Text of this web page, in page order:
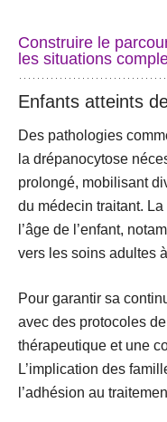
Construire le
les situations
Enfants atteints
Des pathologies
la drépanocytose
prolongé, mobilisant
du médecin traitant.
l’âge de l’enfant,
vers les soins adultes
Pour garantir sa
avec des protocoles
thérapeutique et une
L’implication des
l’adhésion au